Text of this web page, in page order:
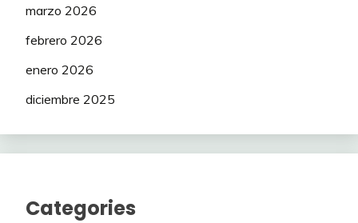
marzo 2026
febrero 2026
enero 2026
diciembre 2025
Categories